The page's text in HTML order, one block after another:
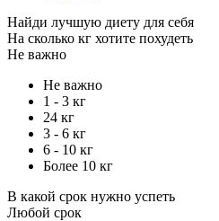
Найди лучшую диету для себя
На сколько кг хотите похудеть
Не важно
Не важно
1 - 3 кг
24 кг
3 - 6 кг
6 - 10 кг
Более 10 кг
В какой срок нужно успеть
Любой срок